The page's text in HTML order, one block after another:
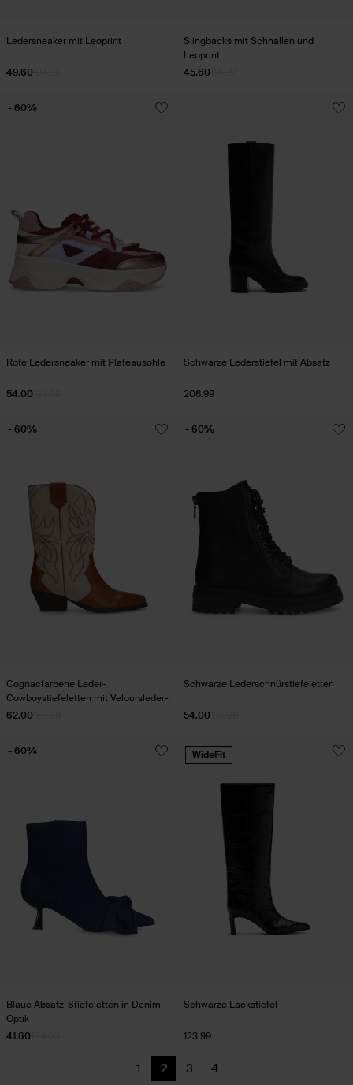
Ledersneaker mit Leoprint
49.60
Slingbacks mit Schnallen und
Leoprint
45.60
Rote Ledersneaker mit Plateausohle
54.00
- 60%
Schwarze Lederstiefel mit Absatz
206.99
Cognacfarbene Leder-
Cowboystiefeletten mit Veloursleder-
Details
62.00
- 60%
Schwarze Lederschnürstiefeletten
54.00
- 60%
Blaue Absatz-Stiefeletten in Denim-
Optik
41.60
- 60%
Schwarze Lackstiefel
123.99
WideFit
Zurück
1
Aktuelle Seite
2
Zurück
3
Zurück
4